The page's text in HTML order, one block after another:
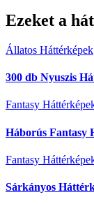
Ezeket a
Állatos Háttérképek
300 db Nyuszis
Fantasy
Háborús Fantasy
Fantasy
Sárkányos